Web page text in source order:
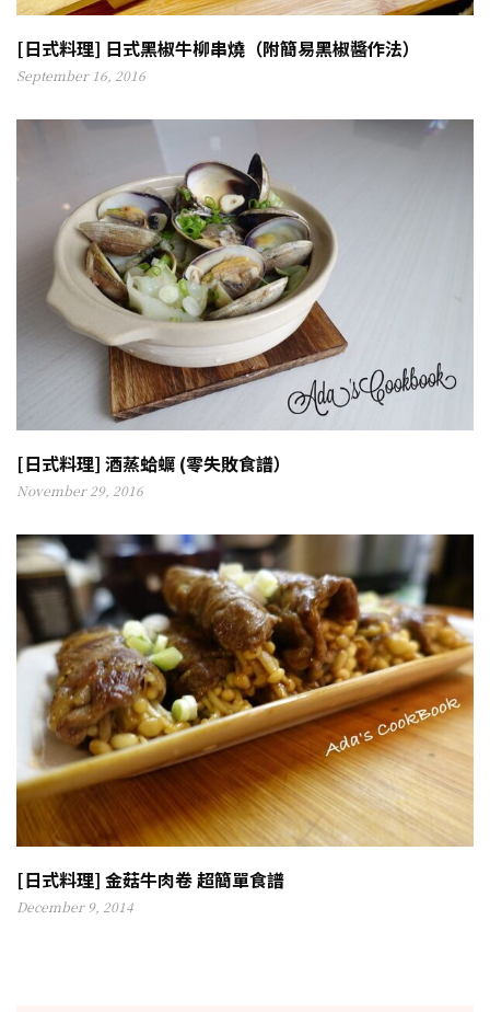
[日式料理] 日式黑椒牛柳串燒（附簡易黑椒醬作法）
September 16, 2016
[日式料理] 酒蒸蛤蠣 (零失敗食譜）
November 29, 2016
[日式料理] 金菇牛肉卷 超簡單食譜
December 9, 2014